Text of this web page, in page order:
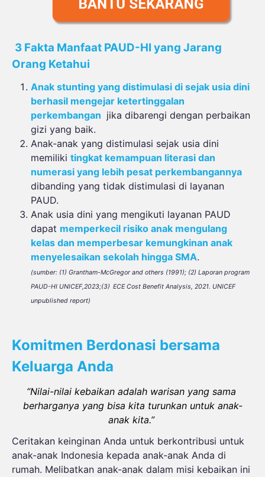
3 Fakta Manfaat PAUD-HI yang Jarang
Orang Ketahui
Anak stunting yang distimulasi di sejak usia dini
berhasil mengejar ketertinggalan
perkembangan jika dibarengi dengan perbaikan
gizi yang baik.
Anak-anak yang distimulasi sejak usia dini
memiliki tingkat kemampuan literasi dan
numerasi yang lebih pesat perkembangannya
dibanding yang tidak distimulasi di layanan
PAUD.
Anak usia dini yang mengikuti layanan PAUD
dapat memperkecil risiko anak mengulang
kelas dan memperbesar kemungkinan anak
menyelesaikan sekolah hingga SMA.
(sumber: (1) Grantham-McGregor and others (1991); (2) Laporan program
PAUD-HI UNICEF,2023;(3) ECE Cost Benefit Analysis, 2021. UNICEF
unpublished report)
Komitmen Berdonasi bersama
Keluarga Anda
“Nilai-nilai kebaikan adalah warisan yang sama
berharganya yang bisa kita turunkan untuk anak-
anak kita.”
Ceritakan keinginan Anda untuk berkontribusi untuk
anak-anak Indonesia kepada anak-anak Anda di
rumah. Melibatkan anak-anak dalam misi kebaikan ini